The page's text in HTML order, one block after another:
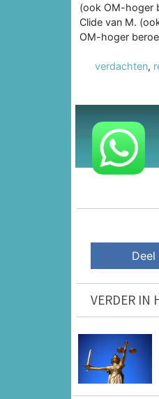
(ook OM-hoger
Clide van M.
OM-hoger
verdachten,
VERDER IN